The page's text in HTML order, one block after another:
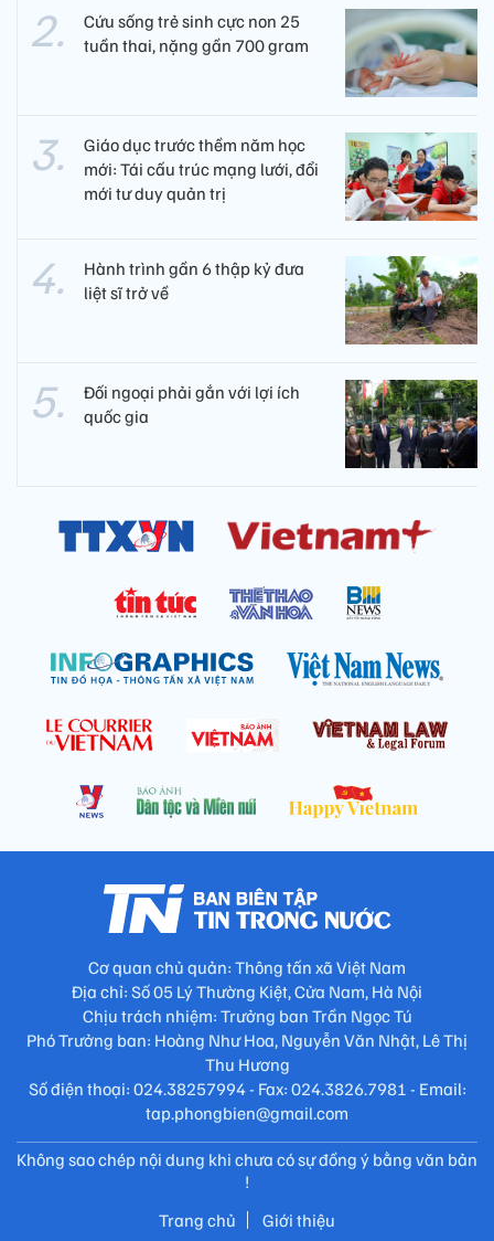
Cứu sống trẻ sinh cực non 25
tuần thai, nặng gần 700 gram
Giáo dục trước thềm năm học
mới: Tái cấu trúc mạng lưới, đổi
mới tư duy quản trị
Hành trình gần 6 thập kỷ đưa
liệt sĩ trở về
Đối ngoại phải gắn với lợi ích
quốc gia
Cơ quan chủ quản: Thông tấn xã Việt Nam
Địa chỉ: Số 05 Lý Thường Kiệt, Cửa Nam, Hà Nội
Chịu trách nhiệm: Trưởng ban Trần Ngọc Tú
Phó Trưởng ban: Hoàng Như Hoa, Nguyễn Văn Nhật, Lê Thị
Thu Hương
Số điện thoại: 024.38257994 - Fax: 024.3826.7981 - Email:
tap.phongbien@gmail.com
Không sao chép nội dung khi chưa có sự đồng ý bằng văn bản
!
Trang chủ
Giới thiệu